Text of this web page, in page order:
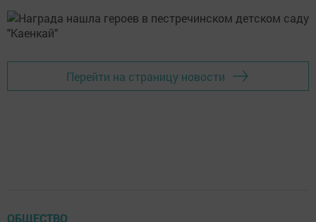
Перейти на страницу новости
ОБЩЕСТВО